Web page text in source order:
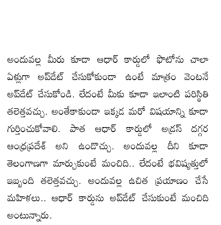
అందువల్ల మీరు కూడా ఆధార్ కార్డులో ఫొటోను చాలా
ఏళ్లుగా అప్‌డేట్ చేసుకోకుండా ఉంటే మాత్రం వెంటనే
అప్‌డేట్ చేసుకోండి. లేదంటే మీకు కూడా ఇలాంటి పరిస్థితి
తలెత్తవచ్చు. అంతేకాకుండా ఇక్కడ మరో విషయాన్ని కూడా
గుర్తించుకోవాలి. పాత ఆధార్ కార్డులో అడ్రస్‌ దగ్గర
ఆంధ్రప్రదేశ్ అని ఉండొచ్చు. అందువల్ల దీని కూడా
తెలంగాణగా మార్చుకుంటే మంచిది.. లేదంటే భవిష్యత్తులో
ఇబ్బంది తలెత్తవచ్చు. అందువల్ల ఉచిత ప్రయాణం చేసే
మహిళలు.. ఆధార్ కార్డును అప్‌డేట్ చేసుకుంటే మంచిది
అంటున్నారు.